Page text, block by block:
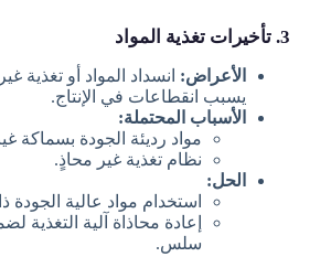
3. تأخيرات تغذية المواد
الأعراض: انسداد المواد أو تغذية
يسبب انقطاعات في الإنتاج.
الأسباب المحتملة:
مواد رديئة الجودة بسماكة
نظام تغذية غير محاذٍ.
الحل:
استخدام مواد عالية الجودة
إعادة محاذاة آلية التغذية
سلس.